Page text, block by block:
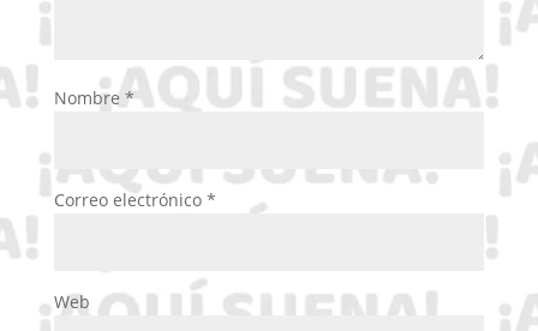
Nombre *
Correo electrónico *
Web